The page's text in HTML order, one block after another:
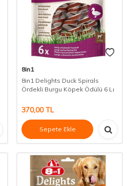
8in1
8in1 Delights Duck Spirals
Ördekli Burgu Köpek Ödülü 6 Lı
370,00TL
Sepete Ekle